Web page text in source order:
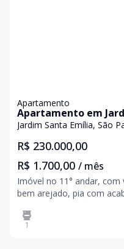
Apartamento
Apartamento em
Jardim Santa Emília, São
R$ 230.000,00
R$ 1.700,00 / mês
Imóvel no 11° andar,
bem arejado, pia com
revestimento nas áreas
lazer, sendo: 2
1